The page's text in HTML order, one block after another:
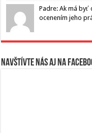
Padre: Ak má byť
ocenením jeho
Navštívte nás aj na